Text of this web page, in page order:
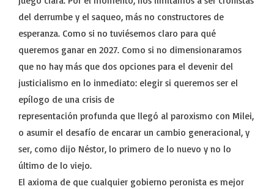
del derrumbe y el saqueo, más no constructores de
esperanza. Como si no tuviésemos claro para qué
queremos ganar en 2027. Como si no dimensionaramos
que no hay más que dos opciones para el devenir del
justicialismo en lo inmediato: elegir si queremos ser el
epílogo de una crisis de
representación profunda que llegó al paroxismo con Milei,
o asumir el desafío de encarar un cambio generacional, y
ser, como dijo Néstor, lo primero de lo nuevo y no lo
último de lo viejo.
El axioma de que cualquier gobierno peronista es mejor